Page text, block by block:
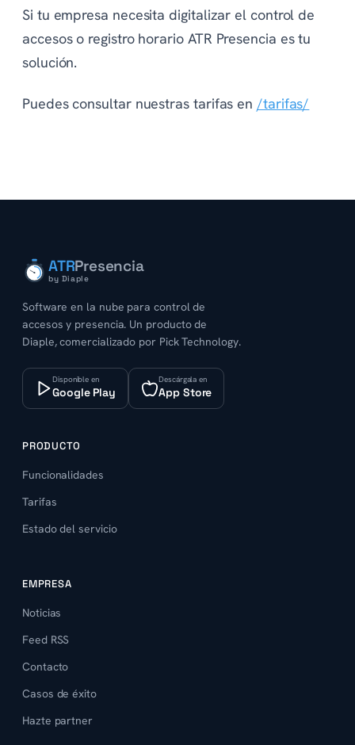
Si tu empresa necesita digitalizar el control de
accesos o registro horario ATR Presencia es tu
solución.
Puedes consultar nuestras tarifas en /tarifas/
ATRPresencia
by Diaple
Software en la nube para control de
accesos y presencia. Un producto de
Diaple, comercializado por Pick Technology.
Disponible en
Google Play
Descárgala en
App Store
PRODUCTO
Funcionalidades
Tarifas
Estado del servicio
EMPRESA
Noticias
Feed RSS
Contacto
Casos de éxito
Hazte partner